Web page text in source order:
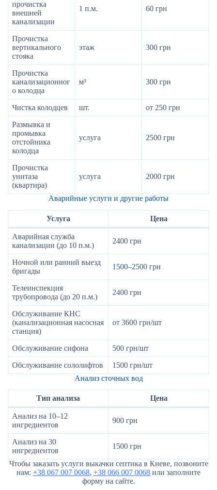
прочистка
внешней
канализации
1 п.м. 60 грн
Прочистка
вертикального
стояка
этаж 300 грн
Прочистка
канализационног
о колодца
м³ 300 грн
Чистка колодцев шт. от 250 грн
Размывка и
промывка
отстойника
колодца
услуга 2500 грн
Прочистка
унитаза
(квартира)
услуга 2000 грн
Аварийные услуги и другие работы
Услуга Цена
Аварийная служба
канализации (до 10 п.м.)
2400 грн
Ночной или ранний выезд
бригады
1500–2500 грн
Телеинспекция
трубопровода (до 20 п.м.)
2400 грн
Обслуживание КНС
(канализационная насосная
станция)
от 3600 грн/шт
Обслуживание сифона 500 грн/шт
Обслуживание сололифтов
1500 грн/шт
Анализ сточных вод
Тип анализа Цена
Анализ на 10–12
ингредиентов
900 грн
Анализ на 30
ингредиентов
1500 грн
Чтобы заказать услуги выкачки септика в Киеве, позвоните
нам: +38 067 007 0068, +38 066 007 0068 или заполните
форму на сайте.